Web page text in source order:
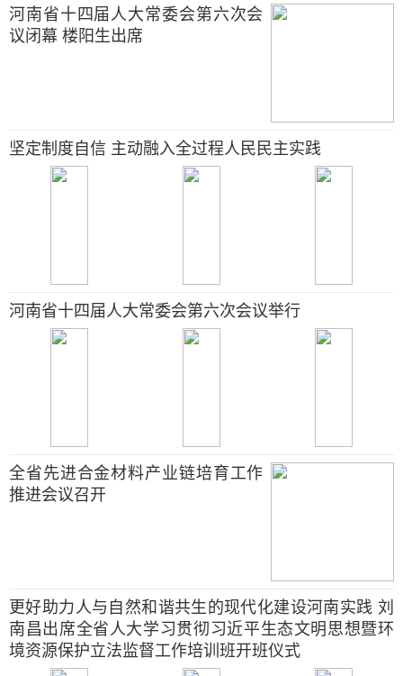
河南省十四届人大常委会第六次会
议闭幕 楼阳生出席
坚定制度自信 主动融入全过程人民民主实践
河南省十四届人大常委会第六次会议举行
全省先进合金材料产业链培育工作
推进会议召开
更好助力人与自然和谐共生的现代化建设河南实践 刘
南昌出席全省人大学习贯彻习近平生态文明思想暨环
境资源保护立法监督工作培训班开班仪式